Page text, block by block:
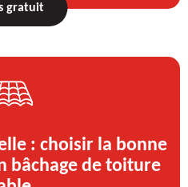
gratuit
: choisir la bonne
bâchage de toiture